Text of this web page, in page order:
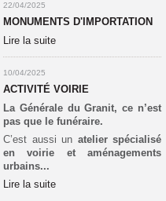
22/04/2025
MONUMENTS D'IMPORTATION
Lire la suite
10/04/2025
ACTIVITÉ VOIRIE
La Générale du Granit, ce n’est
pas que le funéraire.
C’est aussi un atelier spécialisé
en voirie et aménagements
urbains...
Lire la suite